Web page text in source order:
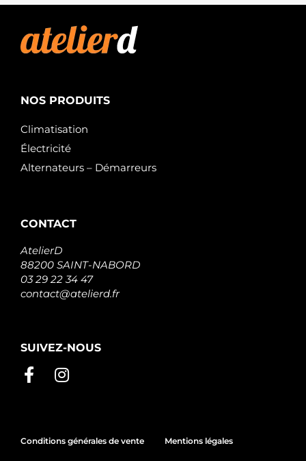
NOS PRODUITS
Climatisation
Électricité
Alternateurs – Démarreurs
CONTACT
AtelierD
88200 SAINT-NABORD
03 29 22 34 47
contact@atelierd.fr
SUIVEZ-NOUS
Conditions générales de vente Mentions légales